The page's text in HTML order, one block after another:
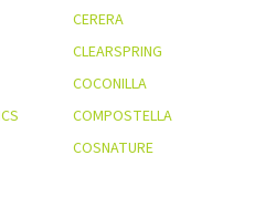
CERERA
CLEARSPRING
COCONILLA
COMPOSTELLA
COSNATURE